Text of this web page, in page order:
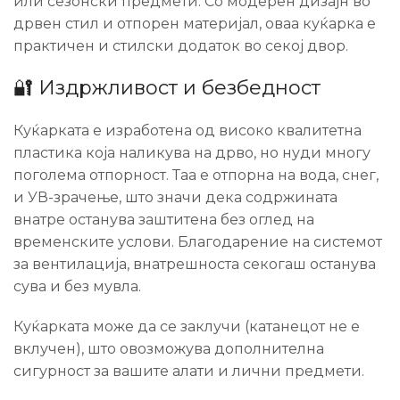
дрвен стил и отпорен материјал, оваа куќарка е
практичен и стилски додаток во секој двор.
🔐 Издржливост и безбедност
Куќарката е изработена од високо квалитетна
пластика која наликува на дрво, но нуди многу
поголема отпорност. Таа е отпорна на вода, снег,
и УВ-зрачење, што значи дека содржината
внатре останува заштитена без оглед на
временските услови. Благодарение на системот
за вентилација, внатрешноста секогаш останува
сува и без мувла.
Куќарката може да се заклучи (катанецот не е
вклучен), што овозможува дополнителна
сигурност за вашите алати и лични предмети.